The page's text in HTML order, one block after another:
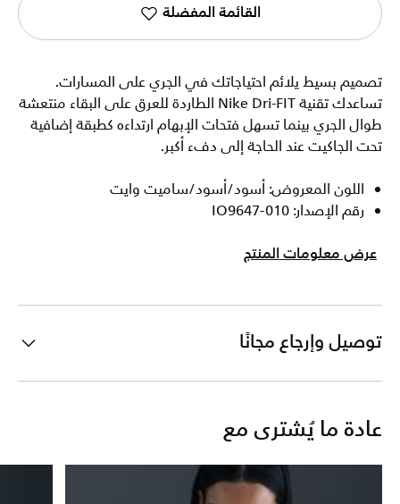
القائمة المفضلة
تصميم بسيط يلائم احتياجاتك في الجري على المسارات.
تساعدك تقنية Nike Dri-FIT الطاردة للعرق على البقاء منتعشة
طوال الجري بينما تسهل فتحات الإبهام ارتداءه كطبقة إضافية
تحت الجاكيت عند الحاجة إلى دفء أكبر.
اللون المعروض: أسود/أسود/ساميت وايت
رقم الإصدار: IO9647-010
عرض معلومات المنتج
توصيل وإرجاع مجانًا
عادة ما يُشترى مع